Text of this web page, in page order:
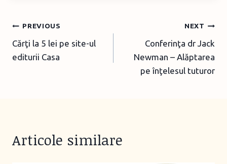
Post
navigation
PREVIOUS
Cărţi la 5 lei pe site-ul
editurii Casa
NEXT
Conferinţa dr Jack
Newman – Alăptarea
pe înţelesul tuturor
Articole similare